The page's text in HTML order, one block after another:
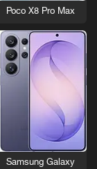
Poco X8 Pro Max
Samsung Galaxy